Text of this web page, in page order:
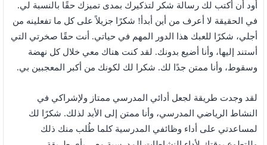
أود أن أكتب لك رسالة شكر لتذكيرك بمدى تميزك حقًا بالنسبة لي.
في الحقيقة لا أعرف من أين أبدأ! شكرًا جزيلاً على كل ما تفعلينه من
أجلي، شكرًا للعبك هذا الدور المهم في حياتي. أنت حقًا صخرتي التي
أستند إليها، وأنا أضيع بدونك. لقد كنت هناك معي خلال كل نهضة
وسقوط، وأنا ممتن جدًا لك. شكرا لك لكونك من أكبر المعجبين بي.
لقد وجدت طريقة لجعل أدائي المدرسي ممتاز ولإشراكي في
النشاط الرياضي المدرسي، وأنا ممتن إلى الأبد لذلك. شكرًا لك
لمساعدتي على أداء وظائفي المدرسية كلما طُلب منك ذلك